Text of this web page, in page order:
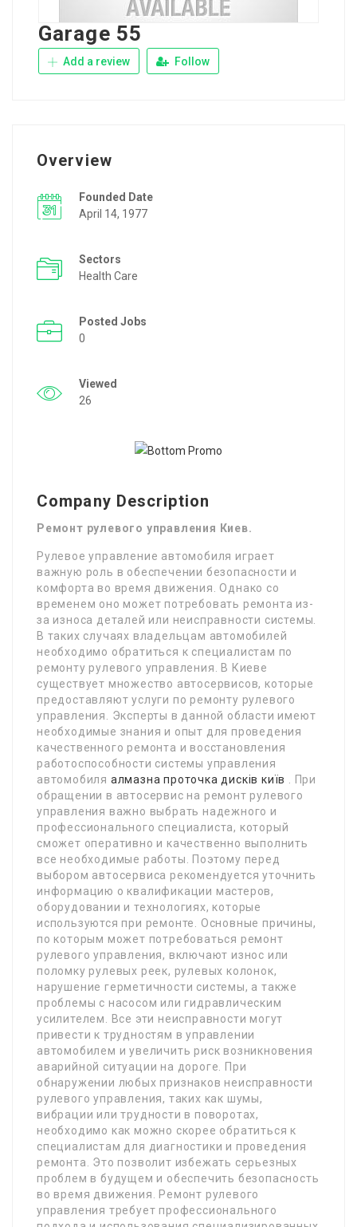
Garage 55
Add a review Follow
Overview
Founded Date
April 14, 1977
Sectors
Health Care
Posted Jobs
0
Viewed
26
Company Description
Ремонт рулевого управления Киев.
Рулевое управление автомобиля играет
важную роль в обеспечении безопасности и
комфорта во время движения. Однако со
временем оно может потребовать ремонта из-
за износа деталей или неисправности системы.
В таких случаях владельцам автомобилей
необходимо обратиться к специалистам по
ремонту рулевого управления. В Киеве
существует множество автосервисов, которые
предоставляют услуги по ремонту рулевого
управления. Эксперты в данной области имеют
необходимые знания и опыт для проведения
качественного ремонта и восстановления
работоспособности системы управления
автомобиля алмазна проточка дисків київ
. При
обращении в автосервис на ремонт рулевого
управления важно выбрать надежного и
профессионального специалиста, который
сможет оперативно и качественно выполнить
все необходимые работы. Поэтому перед
выбором автосервиса рекомендуется уточнить
информацию о квалификации мастеров,
оборудовании и технологиях, которые
используются при ремонте. Основные причины,
по которым может потребоваться ремонт
рулевого управления, включают износ или
поломку рулевых реек, рулевых колонок,
нарушение герметичности системы, а также
проблемы с насосом или гидравлическим
усилителем. Все эти неисправности могут
привести к трудностям в управлении
автомобилем и увеличить риск возникновения
аварийной ситуации на дороге. При
обнаружении любых признаков неисправности
рулевого управления, таких как шумы,
вибрации или трудности в поворотах,
необходимо как можно скорее обратиться к
специалистам для диагностики и проведения
ремонта. Это позволит избежать серьезных
проблем в будущем и обеспечить безопасность
во время движения. Ремонт рулевого
управления требует профессионального